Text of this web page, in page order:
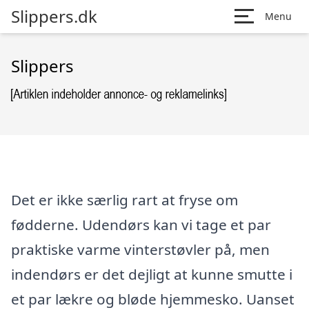
Slippers.dk Menu
Slippers
Det er ikke særlig rart at fryse om
fødderne. Udendørs kan vi tage et par
praktiske varme vinterstøvler på, men
indendørs er det dejligt at kunne smutte i
et par lækre og bløde hjemmesko. Uanset